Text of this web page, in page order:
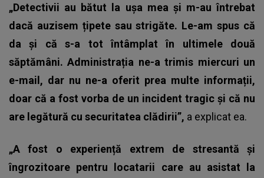
„Detectivii au bătut la ușa mea și m-au întrebat
dacă auzisem țipete sau strigăte. Le-am spus că
da și că s-a tot întâmplat în ultimele două
săptămâni. Administrația ne-a trimis miercuri un
e-mail, dar nu ne-a oferit prea multe informații,
doar că a fost vorba de un incident tragic și că nu
are legătură cu securitatea clădirii”, a explicat ea.
„A fost o experiență extrem de stresantă și
îngrozitoare pentru locatarii care au asistat la